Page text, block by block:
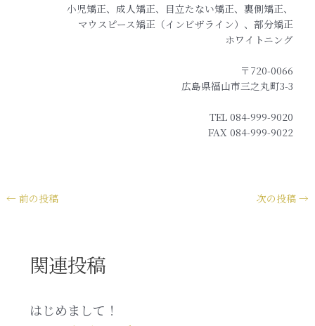
小児矯正、成人矯正、目立たない矯正、裏側矯正、
マウスピース矯正（インビザライン）、部分矯正
ホワイトニング
〒720-0066
広島県福山市三之丸町3-3
TEL 084-999-9020
FAX 084-999-9022
← 前の投稿 次の投稿 →
関連投稿
はじめまして！